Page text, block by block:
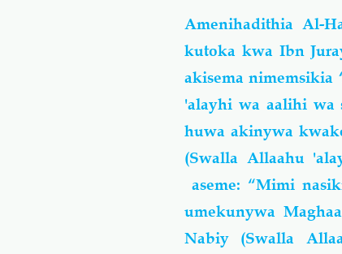
Amenihadithia Al-
kutoka kwa Ibn
akisema nimemsikia
'alayhi wa aalihi wa
huwa akinywa
(Swalla Allaahu
aseme: “Mimi
umekunywa
Nabiy (Swalla